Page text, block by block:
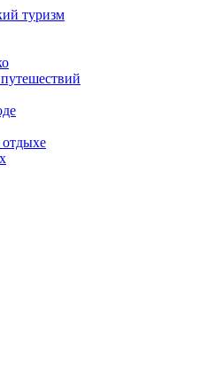
туризм